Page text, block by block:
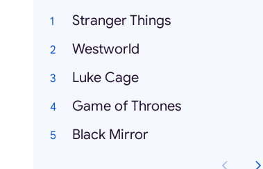
Stranger Things
Westworld
Luke Cage
Game of Thrones
Black Mirror